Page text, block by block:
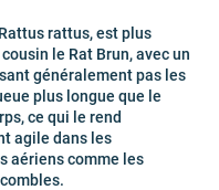
rattus, est plus
le Rat Brun, avec un
généralement pas les
plus longue que le
ce qui le rend
agile dans les
aériens comme les